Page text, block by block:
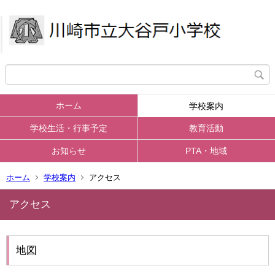
ホーム 学校案内
学校生活・行事予定 教育活動
お知らせ PTA・地域
ホーム 学校案内 アクセス
アクセス
地図